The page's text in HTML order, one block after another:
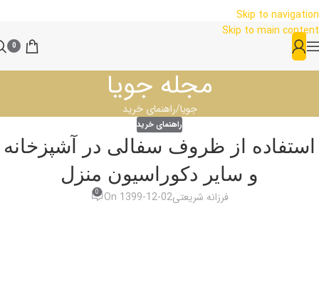
Skip to navigation
Skip to main content
0
مجله جویا
جویا راهنمای خرید
راهنمای خرید
استفاده از ظروف سفالی در آشپزخانه
و سایر دکوراسیون منزل
فرزانه شریعتیOn 1399-12-02
0